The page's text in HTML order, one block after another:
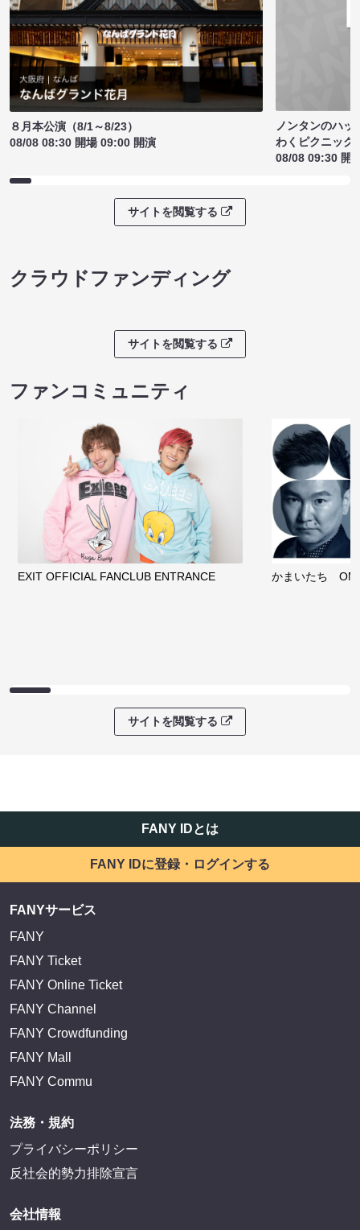
８月本公演（8/1～8/23）
08/08 08:30 開場 09:00 開演
ノンタンのハッ
わくピクニック
08/08 09:30 開
サイトを閲覧する
クラウドファンディング
サイトを閲覧する
ファンコミュニティ
EXIT OFFICIAL FANCLUB ENTRANCE かまいたち
サイトを閲覧する
FANY IDとは
FANY IDに登録・ログインする
FANYサービス
FANY
FANY Ticket
FANY Online Ticket
FANY Channel
FANY Crowdfunding
FANY Mall
FANY Commu
法務・規約
プライバシーポリシー
反社会的勢力排除宣言
会社情報